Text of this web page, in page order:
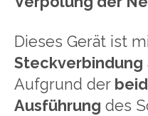
Dieses Gerät ist
Steckverbindung
Aufgrund der
Ausführung des